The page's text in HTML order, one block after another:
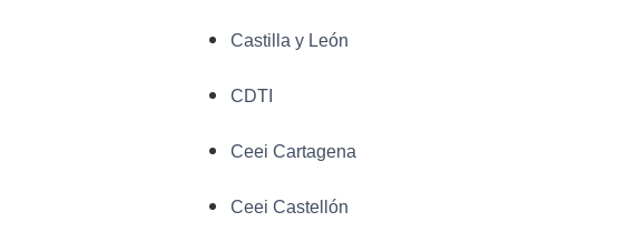
Castilla y León
CDTI
Ceei Cartagena
Ceei Castellón